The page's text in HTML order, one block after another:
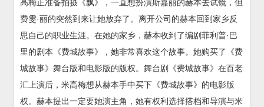
高梅正准备拍摄《飘》，一直想扮演斯嘉丽的赫本去试镜，但
费雯·丽的突然到来让她放弃了。离开公司的赫本回到家乡反
思自己的职业生涯。在她的家乡，赫本收到了编剧菲利普·巴
里的剧本《费城故事》，她非常喜欢这个故事。她购买了《费
城故事》舞台版和电影版的版权。舞台剧《费城故事》在百老
汇上演后，米高梅想从赫本手中买下《费城故事》的电影版
权。赫本提出一定要她演主角，她有权利选择搭档和导演与米